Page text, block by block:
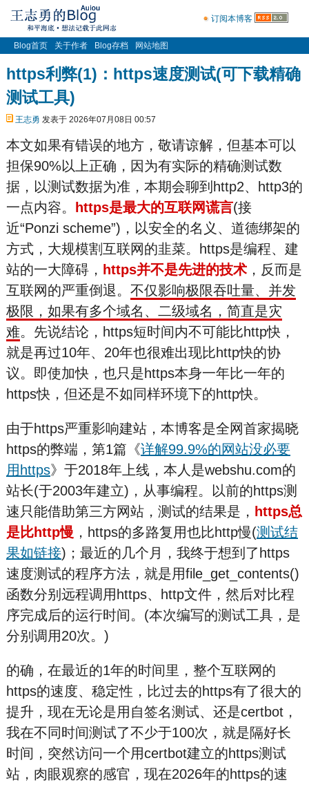
订阅本博客
Blog首页 关于作者 Blog存档 网站地图
https利弊(1)：https速度测试(可下载精确
测试工具)
王志勇 发表于 2026年07月08日 00:57
本文如果有错误的地方，敬请谅解，但基本可以
担保90%以上正确，因为有实际的精确测试数
据，以测试数据为准，本期会聊到http2、http3的
一点内容。
https是最大的互联网谎言(接
近“Ponzi scheme”)，以安全的名义、道德绑架的
方式，大规模割互联网的韭菜。https是编程、建
站的一大障碍， https并不是先进的技术，反而是
互联网的严重倒退。 不仅影响极限吞吐量、并发
极限，如果有多个域名、二级域名，简直是灾
难。先说结论，https短时间内不可能比http快，
就是再过10年、20年也很难出现比http快的协
议。即使加快，也只是https本身一年比一年的
https快，但还是不如同样环境下的http快。
由于https严重影响建站，本博客是全网首家揭晓
https的弊端，第1篇《详解99.9%的网站没必要
用https》于2018年上线，本人是webshu.com的
站长(于2003年建立)，从事编程。以前的https测
速只能借助第三方网站，测试的结果是， https总
是比http慢 ，https的多路复用也比http慢(测试结
果如链接)；最近的几个月，我终于想到了https
速度测试的程序方法，就是用file_get_contents()
函数分别远程调用https、http文件，然后对比程
序完成后的运行时间。(本次编写的测试工具，是
分别调用20次。)
的确，在最近的1年的时间里，整个互联网的
https的速度、稳定性，比过去的https有了很大的
提升，现在无论是用自签名测试、还是certbot，
我在不同时间测试了不少于100次，就是隔好长
时间，突然访问一个用certbot建立的https测试
站，肉眼观察的感官，现在2026年的https的速